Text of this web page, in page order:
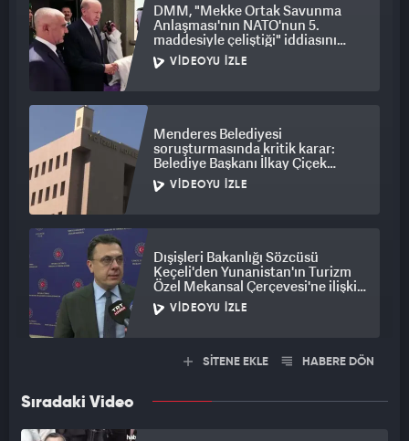
DMM, "Mekke Ortak Savunma
Anlaşması'nın NATO'nun 5.
maddesiyle çeliştiği" iddiasını
yalanladı
VIDEOYU İZLE
Menderes Belediyesi
soruşturmasında kritik karar:
Belediye Başkanı İlkay Çiçek
tutuklandı
VIDEOYU İZLE
Dışişleri Bakanlığı Sözcüsü
Keçeli'den Yunanistan'ın Turizm
Özel Mekansal Çerçevesi'ne ilişkin
açıklama
VIDEOYU İZLE
SİTENE EKLE HABERE DÖN
Sıradaki Video